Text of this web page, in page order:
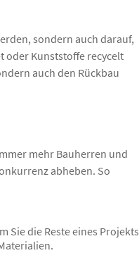
sondern auch darauf,
oder Kunststoffe recycelt
auch den Rückbau
mehr Bauherren und
abheben. So
Sie die Reste eines Projekts